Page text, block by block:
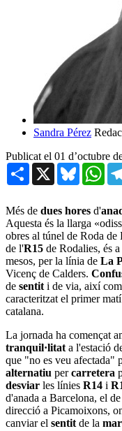
Sandra Pérez
Publicat el 01 d’octubre
Share X Bluesky
Més de dues hores d'
Aquesta és la llarga
obres al túnel de Roda de
de l'R15 de Rodalies, és
mesos, per la línia de La
Vicenç de Calders.
de sentit i de via, així com
caracteritzat el primer
catalana.
La jornada ha començat
tranquil·litat a l'estació
que "no es veu afectada"
alternatiu percarretera
desviar les línies R14 i
d'anada a Barcelona, el
direcció a Picamoixons,
canviar el sentit de la